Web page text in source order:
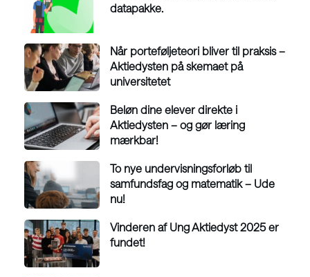
datapakke.
Når porteføljeteori bliver til praksis –
Aktiedysten på skemaet på
universitetet
Beløn dine elever direkte i
Aktiedysten – og gør læring
mærkbar!
To nye undervisningsforløb til
samfundsfag og matematik – Ude
nu!
Vinderen af Ung Aktiedyst 2025 er
fundet!